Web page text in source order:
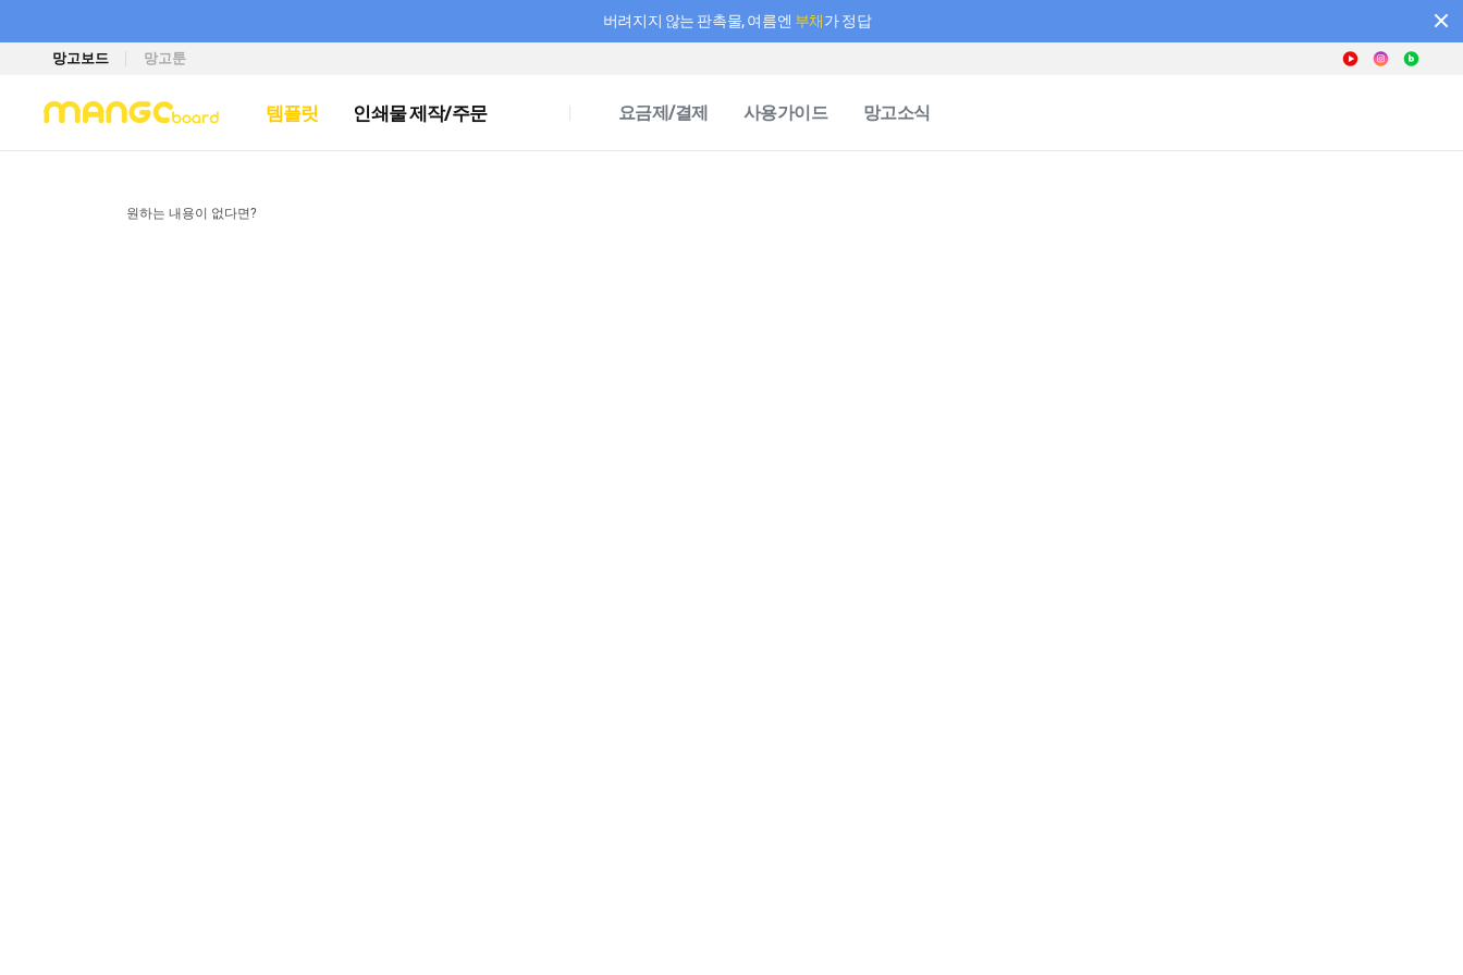
버려지지 않는 판촉물, 여름엔 부채가 정답
망고보드 망고툰
템플릿 인쇄물 제작/주문 요금제/결제 사용가이드 망고소식
원하는 내용이 없다면?